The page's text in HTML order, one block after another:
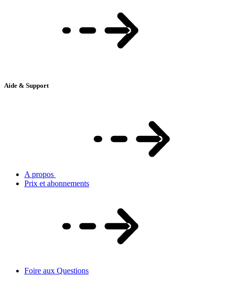
Aide & Support
A propos
Prix et abonnements
Foire aux Questions